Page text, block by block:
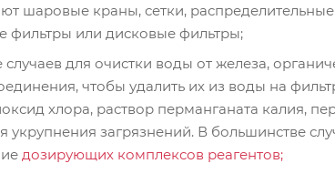
шаровые краны, сетки,
фильтры или дисковые фильтры;
для очистки воды от железа,
чтобы удалить их из воды на
хлора, раствор перманганата калия,
укрупнения загрязнений. В большинстве
дозирующих комплексов реагентов;